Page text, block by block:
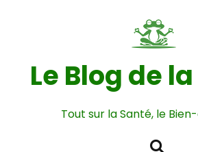
Le Blog de
Tout sur la Santé, le